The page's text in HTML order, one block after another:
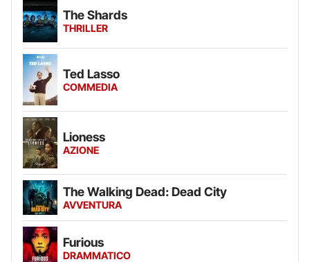
The Shards
THRILLER
Ted Lasso
COMMEDIA
Lioness
AZIONE
The Walking Dead: Dead City
AVVENTURA
Furious
DRAMMATICO